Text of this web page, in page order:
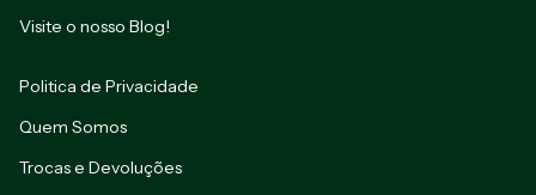
Visite o nosso Blog!
Politica de Privacidade
Quem Somos
Trocas e Devoluções